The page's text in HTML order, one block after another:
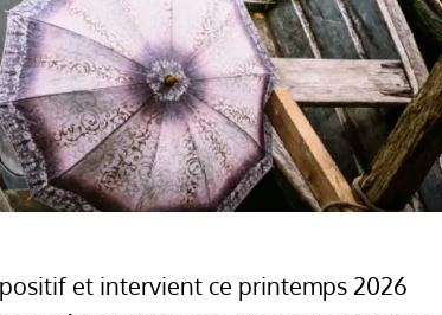
et intervient ce printemps 2026